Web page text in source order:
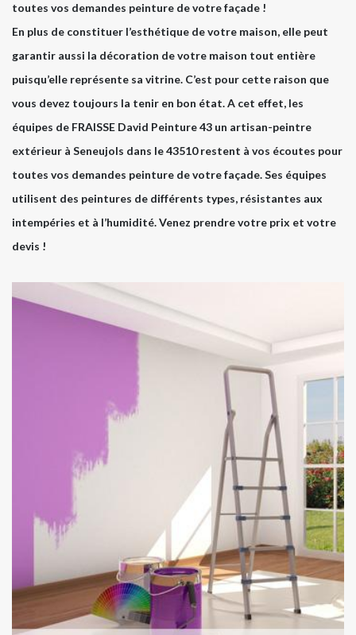
toutes vos demandes peinture de votre façade !
En plus de constituer l’esthétique de votre maison, elle peut
garantir aussi la décoration de votre maison tout entière
puisqu’elle représente sa vitrine. C’est pour cette raison que
vous devez toujours la tenir en bon état. A cet effet, les
équipes de FRAISSE David Peinture 43 un artisan-peintre
extérieur à Seneujols dans le 43510 restent à vos écoutes pour
toutes vos demandes peinture de votre façade. Ses équipes
utilisent des peintures de différents types, résistantes aux
intempéries et à l’humidité. Venez prendre votre prix et votre
devis !